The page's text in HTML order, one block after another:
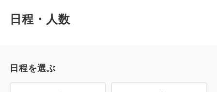
日程・人数
日程を選ぶ